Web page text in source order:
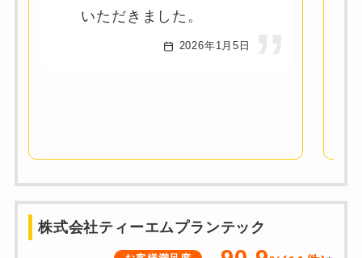
いただきました。
2026年1月5日
株式会社ティーエムプランテック